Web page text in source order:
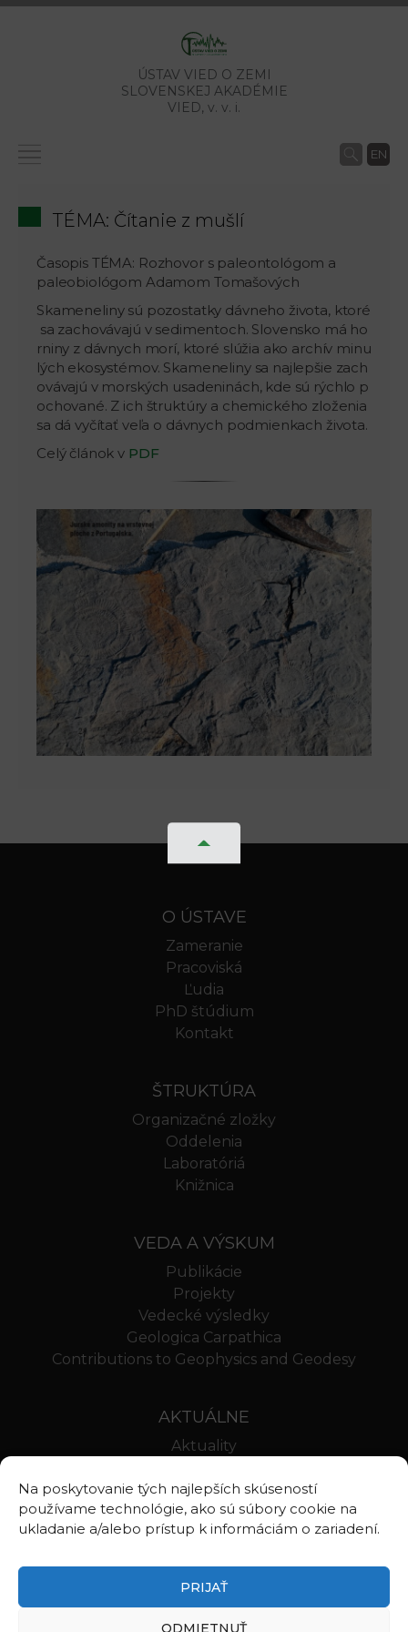
Na poskytovanie tých najlepších skúseností
používame technológie, ako sú súbory cookie na
ukladanie a/alebo prístup k informáciám o zariadení.
PRIJAŤ
ODMIETNUŤ
ÚSTAV VIED O ZEMI
SLOVENSKEJ AKADÉMIE
VIED, v. v. i.
EN
TÉMA: Čítanie z mušlí
Časopis TÉMA: Rozhovor s paleontológom a
paleobiológom Adamom Tomašových
Skameneliny sú pozostatky dávneho života, ktoré
sa zachovávajú v sedimentoch. Slovensko má ho
rniny z dávnych morí, ktoré slúžia ako archív minu
lých ekosystémov. Skameneliny sa najlepšie zach
ovávajú v morských usadeninách, kde sú rýchlo p
ochované. Z ich štruktúry a chemického zloženia
sa dá vyčítať veľa o dávnych podmienkach života.
Celý článok v PDF
O ÚSTAVE
Zameranie
Pracoviská
Ľudia
PhD štúdium
Kontakt
ŠTRUKTÚRA
Organizačné zložky
Oddelenia
Laboratóriá
Knižnica
VEDA A VÝSKUM
Publikácie
Projekty
Vedecké výsledky
Geologica Carpathica
Contributions to Geophysics and Geodesy
AKTUÁLNE
Aktuality
Stravovanie SAV
Webmail BA
Webmail BB